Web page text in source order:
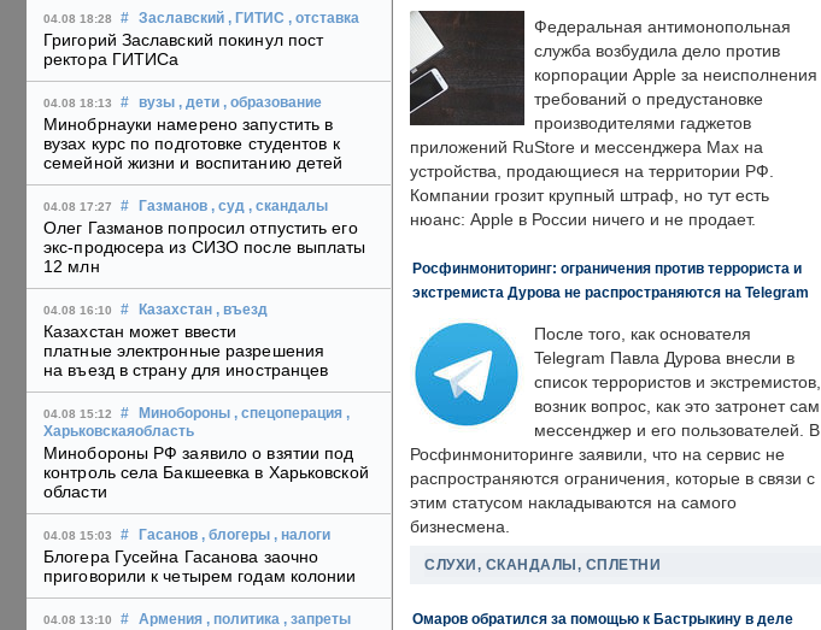
04.08 18:28 # Заславский , ГИТИС , отставка
Григорий Заславский покинул пост
ректора ГИТИСа
04.08 18:13 # вузы , дети , образование
Минобрнауки намерено запустить в
вузах курс по подготовке студентов к
семейной жизни и воспитанию детей
04.08 17:27 # Газманов , суд , скандалы
Олег Газманов попросил отпустить его
экс-продюсера из СИЗО после выплаты
12 млн
04.08 16:10 # Казахстан , въезд
Казахстан может ввести
платные электронные разрешения
на въезд в страну для иностранцев
04.08 15:12 # Минобороны , спецоперация ,
Харьковскаяобласть
Минобороны РФ заявило о взятии под
контроль села Бакшеевка в Харьковской
области
04.08 15:03 # Гасанов , блогеры , налоги
Блогера Гусейна Гасанова заочно
приговорили к четырем годам колонии
04.08 13:10 # Армения , политика , запреты
Федеральная антимонопольная
служба возбудила дело против
корпорации Apple за неисполнения
требований о предустановке
производителями гаджетов
приложений RuStore и мессенджера Max на
устройства, продающиеся на территории РФ.
Компании грозит крупный штраф, но тут есть
нюанс: Apple в России ничего и не продает.
Росфинмониторинг: ограничения против террориста и
экстремиста Дурова не распространяются на Telegram
После того, как основателя
Telegram Павла Дурова внесли в
список террористов и экстремистов,
возник вопрос, как это затронет сам
мессенджер и его пользователей. В
Росфинмониторинге заявили, что на сервис не
распространяются ограничения, которые в связи с
этим статусом накладываются на самого
бизнесмена.
СЛУХИ, СКАНДАЛЫ, СПЛЕТНИ
Омаров обратился за помощью к Бастрыкину в деле